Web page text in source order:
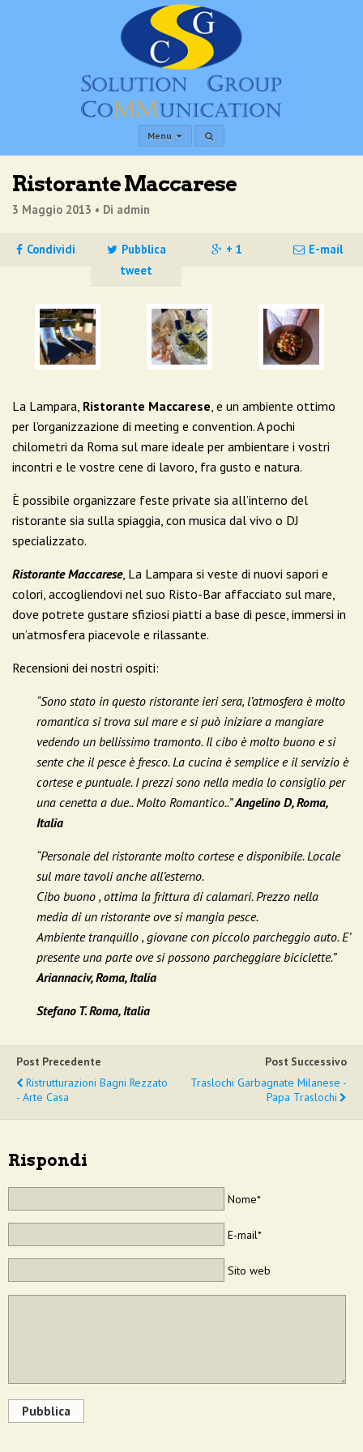
Menu
Ristorante Maccarese
3 Maggio 2013 • Di admin
Condividi
Pubblica
tweet
+ 1 E-mail
La Lampara, Ristorante Maccarese , e un ambiente ottimo
per l’organizzazione di meeting e convention. A pochi
chilometri da Roma sul mare ideale per ambientare i vostri
incontri e le vostre cene di lavoro, fra gusto e natura.
È possibile organizzare feste private sia all’interno del
ristorante sia sulla spiaggia, con musica dal vivo o DJ
specializzato.
Ristorante Maccarese, La Lampara si veste di nuovi sapori e
colori, accogliendovi nel suo Risto-Bar affacciato sul mare,
dove potrete gustare sfiziosi piatti a base di pesce, immersi in
un’atmosfera piacevole e rilassante.
Recensioni dei nostri ospiti:
“Sono stato in questo ristorante ieri sera, l’atmosfera è molto
romantica si trova sul mare e si può iniziare a mangiare
vedendo un bellissimo tramonto. Il cibo è molto buono e si
sente che il pesce è fresco. La cucina è semplice e il servizio è
cortese e puntuale. I prezzi sono nella media lo consiglio per
una cenetta a due.. Molto Romantico..”Angelino D, Roma,
Italia
“Personale del ristorante molto cortese e disponibile. Locale
sul mare tavoli anche all’esterno.
Cibo buono , ottima la frittura di calamari. Prezzo nella
media di un ristorante ove si mangia pesce.
Ambiente tranquillo , giovane con piccolo parcheggio auto. E’
presente una parte ove si possono parcheggiare biciclette.”
Ariannaciv, Roma, Italia
Stefano T. Roma, Italia
Post Precedente
Ristrutturazioni Bagni Rezzato
- Arte Casa
Post Successivo
Traslochi Garbagnate Milanese -
Papa Traslochi
Rispondi
Nome*
E-mail*
Sito web
Pubblica